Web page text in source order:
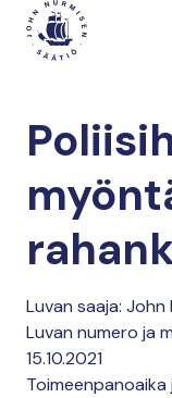
Hyppää
sisältöön
Päävalikko
Luvan saaja:
Luvan numero ja
15.10.2021
Toimeenpanoaika